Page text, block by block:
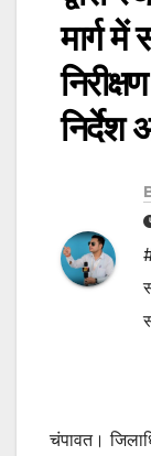
मार्ग
निर्देश
चंपावत।